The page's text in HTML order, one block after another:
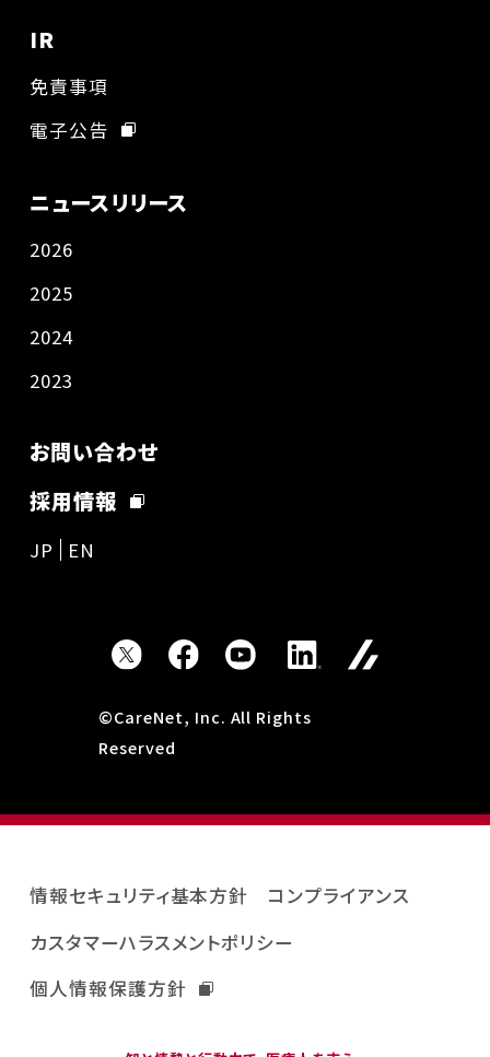
IR
免責事項
電子公告
ニュースリリース
2026
2025
2024
2023
お問い合わせ
採用情報
JP EN
©CareNet, Inc. All Rights
Reserved
情報セキュリティ基本方針
コンプライアンス
カスタマーハラスメントポリシー
個人情報保護方針